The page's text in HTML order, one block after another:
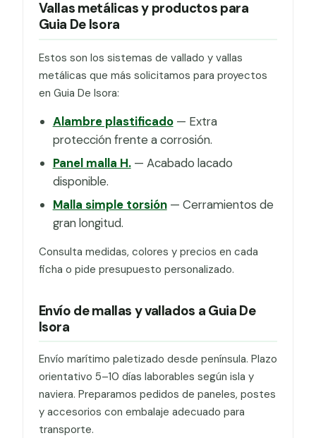
Vallas metálicas y productos para
Guia De Isora
Estos son los sistemas de vallado y vallas
metálicas que más solicitamos para proyectos
en Guia De Isora:
Alambre plastificado— Extra
protección frente a corrosión.
Panel malla H.— Acabado lacado
disponible.
Malla simple torsión— Cerramientos de
gran longitud.
Consulta medidas, colores y precios en cada
ficha o pide presupuesto personalizado.
Envío de mallas y vallados a Guia De
Isora
Envío marítimo paletizado desde península. Plazo
orientativo 5–10 días laborables según isla y
naviera. Preparamos pedidos de paneles, postes
y accesorios con embalaje adecuado para
transporte.